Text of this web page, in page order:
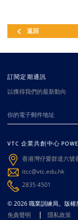
返回
訂閱定期通訊
以獲得我們的最新動向
VTC 企業共創中心
香港灣仔愛群道六號
itcc@vtc.edu.hk
2835 4501
© 2026 職業訓練局。版權
免責聲明
隱私政策